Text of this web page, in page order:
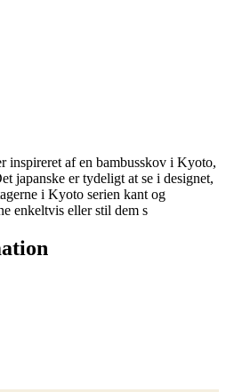
inspireret af en bambusskov i Kyoto,
japanske er tydeligt at se i designet,
i Kyoto serien kant og
enkeltvis eller stil dem s